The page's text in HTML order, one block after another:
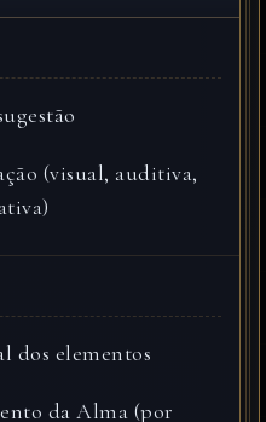
(visual, auditiva,
dos elementos
da Alma (por